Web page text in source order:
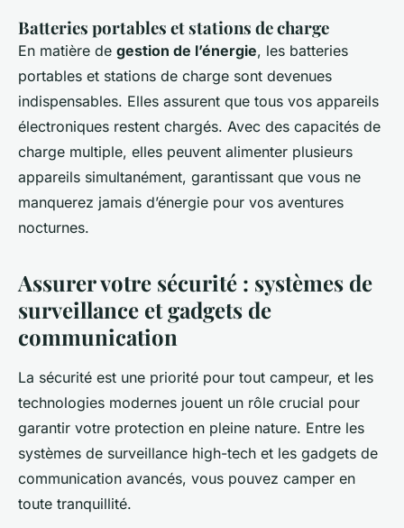
Batteries portables et stations de charge
En matière de gestion de l’énergie, les batteries
portables et stations de charge sont devenues
indispensables. Elles assurent que tous vos appareils
électroniques restent chargés. Avec des capacités de
charge multiple, elles peuvent alimenter plusieurs
appareils simultanément, garantissant que vous ne
manquerez jamais d’énergie pour vos aventures
nocturnes.
Assurer votre sécurité : systèmes de
surveillance et gadgets de
communication
La sécurité est une priorité pour tout campeur, et les
technologies modernes jouent un rôle crucial pour
garantir votre protection en pleine nature. Entre les
systèmes de surveillance high-tech et les gadgets de
communication avancés, vous pouvez camper en
toute tranquillité.